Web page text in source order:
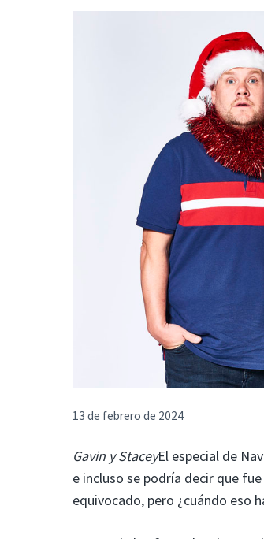
13 de febrero de 2024
Gavin y StaceyEl especial de
e incluso se podría decir que
equivocado, pero ¿cuándo eso